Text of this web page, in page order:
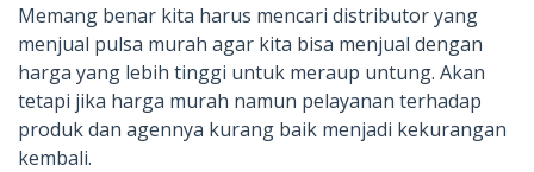
Memang benar kita harus mencari distributor yang
menjual pulsa murah agar kita bisa menjual dengan
harga yang lebih tinggi untuk meraup untung. Akan
tetapi jika harga murah namun pelayanan terhadap
produk dan agennya kurang baik menjadi kekurangan
kembali.